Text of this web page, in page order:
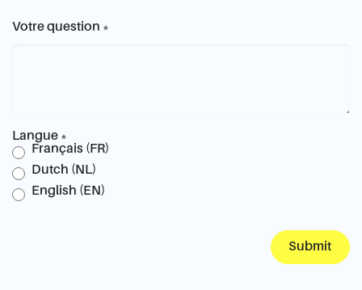
Votre question *
Langue *
Français (FR)
Dutch (NL)
English (EN)
Submit